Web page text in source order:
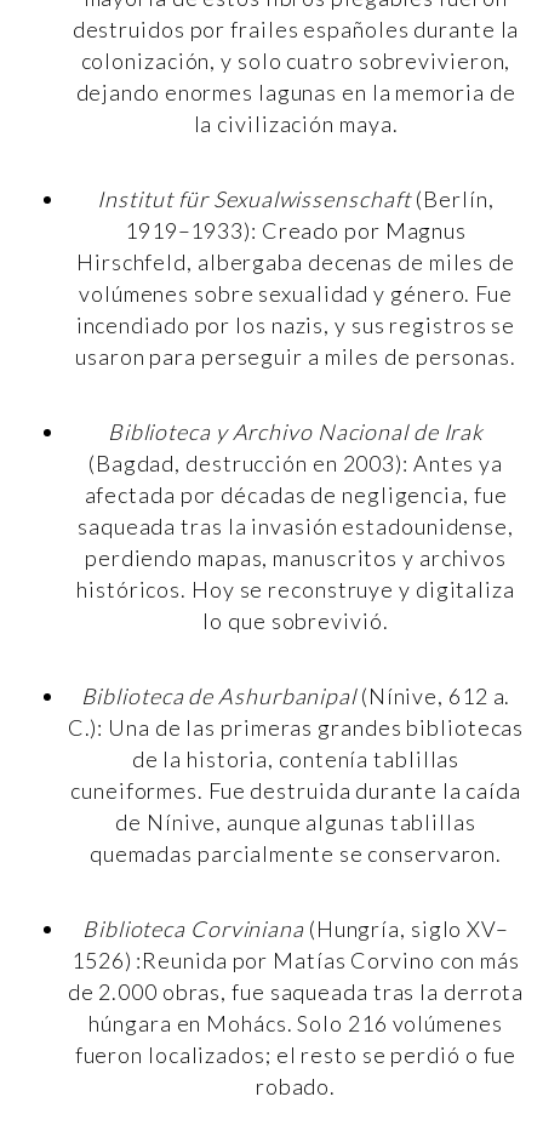
destruidos por frailes españoles durante la
colonización, y solo cuatro sobrevivieron,
dejando enormes lagunas en la memoria de
la civilización maya.
Institut für Sexualwissenschaft(Berlín,
1919–1933): Creado por Magnus
Hirschfeld, albergaba decenas de miles de
volúmenes sobre sexualidad y género. Fue
incendiado por los nazis, y sus registros se
usaron para perseguir a miles de personas.
Biblioteca y Archivo Nacional de Irak
(Bagdad, destrucción en 2003): Antes ya
afectada por décadas de negligencia, fue
saqueada tras la invasión estadounidense,
perdiendo mapas, manuscritos y archivos
históricos. Hoy se reconstruye y digitaliza
lo que sobrevivió.
Biblioteca de Ashurbanipal(Nínive, 612 a.
C.): Una de las primeras grandes bibliotecas
de la historia, contenía tablillas
cuneiformes. Fue destruida durante la caída
de Nínive, aunque algunas tablillas
quemadas parcialmente se conservaron.
Biblioteca Corviniana (Hungría, siglo XV–
1526) :Reunida por Matías Corvino con más
de 2.000 obras, fue saqueada tras la derrota
húngara en Mohács. Solo 216 volúmenes
fueron localizados; el resto se perdió o fue
robado.